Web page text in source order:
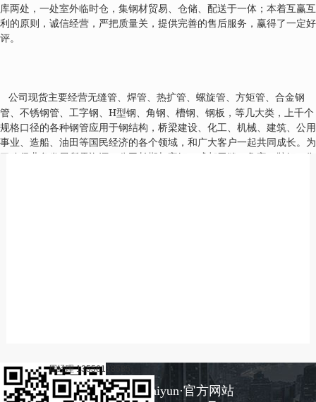
库两处，一处室外临时仓，集钢材贸易、仓储、配送于一体；本着互赢互
利的原则，诚信经营，严把质量关，提供完善的售后服务，赢得了一定好
评。
公司现货主要经营无缝管、焊管、热扩管、螺旋管、方矩管、合金钢
管、不锈钢管、工字钢、 H型钢、角钢、槽钢、钢板，等几大类，上千个
规格口径的各种钢管应用于钢结构，桥梁建设、化工、机械、建筑、公用
事业、造船、油田等国民经济的各个领域，和广大客户一起共同成长。为
了确保业务发展所需资源，公司长期与宝钢、成都无缝、鲁宝、鞍钢、衡
开云(中国)Kaiyun·官方网站
周经理 13556118585